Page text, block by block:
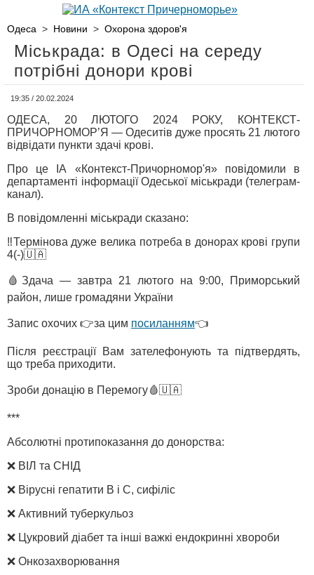
Одеса > Новини > Охорона здоров'я
Міськрада: в Одесі на середу
потрібні донори крові
19:35 / 20.02.2024
ОДЕСА, 20 ЛЮТОГО 2024 РОКУ, КОНТЕКСТ-
ПРИЧОРНОМОР’Я — Одеситів дуже просять 21 лютого
відвідати пункти здачі крові.
Про це ІА «Контекст-Причорномор'я» повідомили в
департаменті інформації Одеської міськради (телеграм-
канал).
В повідомленні міськради сказано:
‼️Термінова дуже велика потреба в донорах крові групи
4(-)🇺🇦
🩸Здача — завтра 21 лютого на 9:00, Приморський
район, лише громадяни України
Запис охочих 👉за цим посиланням👈
Після реєстрації Вам зателефонують та підтвердять,
що треба приходити.
Зроби донацію в Перемогу🩸🇺🇦
***
Абсолютні протипоказання до донорства:
❌ ВІЛ та СНІД
❌ Вірусні гепатити В і С, сифіліс
❌ Активний туберкульоз
❌ Цукровий діабет та інші важкі ендокринні хвороби
❌ Онкозахворювання